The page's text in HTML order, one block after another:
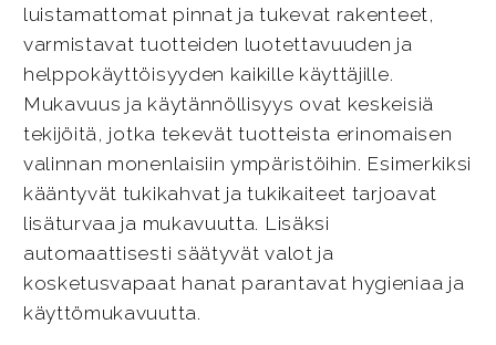
luistamattomat pinnat ja tukevat rakenteet,
varmistavat tuotteiden luotettavuuden ja
helppokäyttöisyyden kaikille käyttäjille.
Mukavuus ja käytännöllisyys ovat keskeisiä
tekijöitä, jotka tekevät tuotteista erinomaisen
valinnan monenlaisiin ympäristöihin. Esimerkiksi
kääntyvät tukikahvat ja tukikaiteet tarjoavat
lisäturvaa ja mukavuutta. Lisäksi
automaattisesti säätyvät valot ja
kosketusvapaat hanat parantavat hygieniaa ja
käyttömukavuutta.